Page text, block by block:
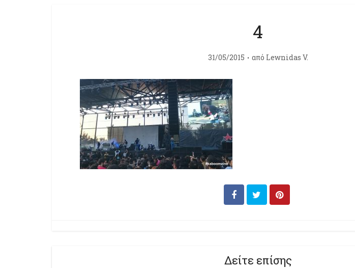
4
31/05/2015 από Lewnidas V.
Δείτε επίσης